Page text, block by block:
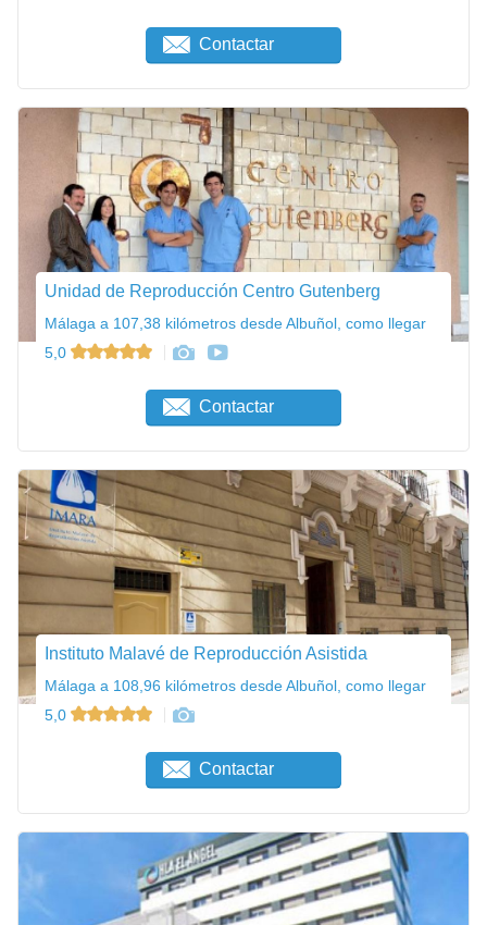
Contactar
Unidad de Reproducción Centro Gutenberg
Málaga a 107,38 kilómetros desde Albuñol, como llegar
5,0
Contactar
Instituto Malavé de Reproducción Asistida
Málaga a 108,96 kilómetros desde Albuñol, como llegar
5,0
Contactar